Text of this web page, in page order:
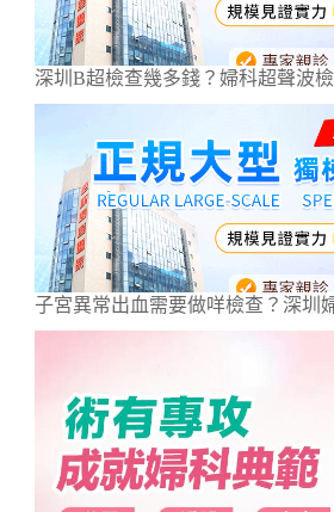
深圳B超檢查幾多錢？婦科超聲波
子宮異常出血需要做咩檢查？深圳